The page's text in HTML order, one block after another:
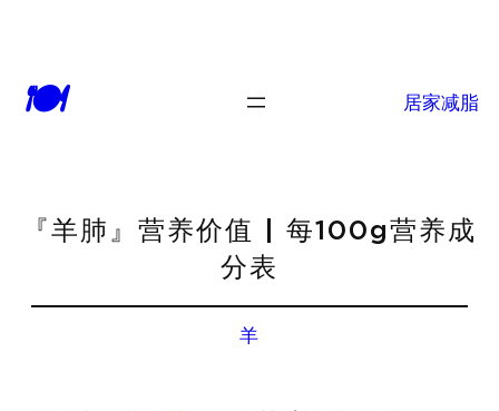
🍽 居家减脂
『羊肺』营养价值 | 每100g营养成
分表
羊